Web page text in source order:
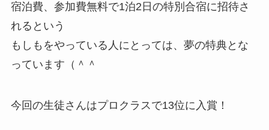
宿泊費、参加費無料で1泊2日の特別合宿に招待さ
れるという
もしもをやっている人にとっては、夢の特典とな
っています（＾＾
今回の生徒さんはプロクラスで13位に入賞！